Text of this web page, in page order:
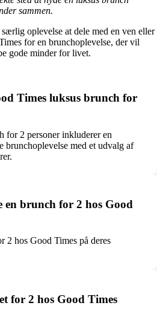
sammen.
oplevelse at dele med en ven eller
for en brunchoplevelse, der vil
gode minder for livet.
Times luksus brunch for
for 2 personer inkluderer en
brunchoplevelse med et udvalg af
brunch for 2 hos Good
2 hos Good Times på deres
for 2 hos Good Times